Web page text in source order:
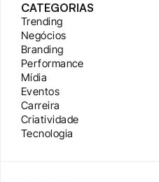
CATEGORIAS
Trending
Negócios
Branding
Performance
Mídia
Eventos
Carreira
Criatividade
Tecnologia